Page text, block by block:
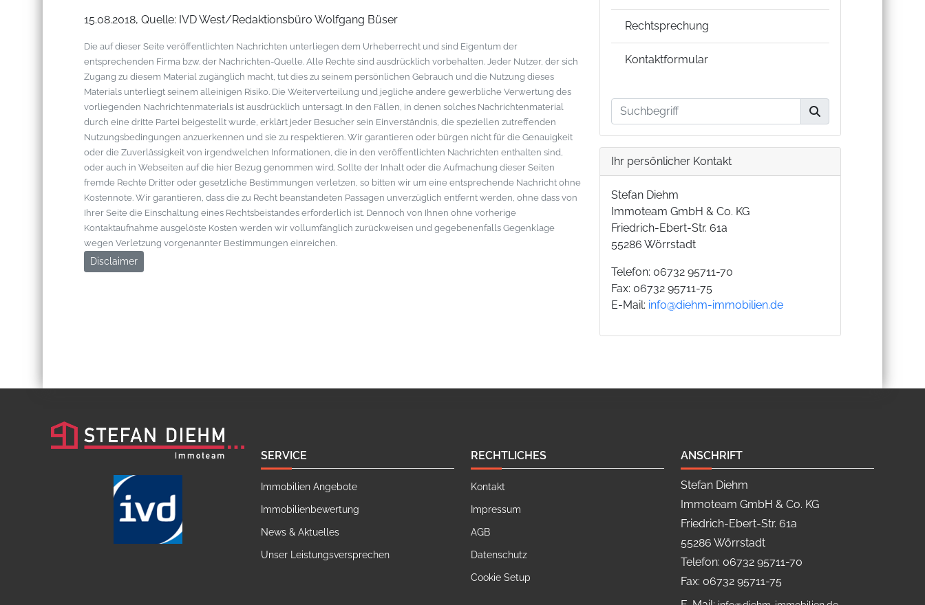
15.08.2018, Quelle: IVD West/Redaktionsbüro Wolfgang Büser
Die auf dieser Seite veröffentlichten Nachrichten unterliegen dem Urheberrecht und sind Eigentum der
entsprechenden Firma bzw. der Nachrichten-Quelle. Alle Rechte sind ausdrücklich vorbehalten. Jeder Nutzer, der sich
Zugang zu diesem Material zugänglich macht, tut dies zu seinem persönlichen Gebrauch und die Nutzung dieses
Materials unterliegt seinem alleinigen Risiko. Die Weiterverteilung und jegliche andere gewerbliche Verwertung des
vorliegenden Nachrichtenmaterials ist ausdrücklich untersagt. In den Fällen, in denen solches Nachrichtenmaterial
durch eine dritte Partei beigestellt wurde, erklärt jeder Besucher sein Einverständnis, die speziellen zutreffenden
Nutzungsbedingungen anzuerkennen und sie zu respektieren. Wir garantieren oder bürgen nicht für die Genauigkeit
oder die Zuverlässigkeit von irgendwelchen Informationen, die in den veröffentlichten Nachrichten enthalten sind,
oder auch in Webseiten auf die hier Bezug genommen wird. Sollte der Inhalt oder die Aufmachung dieser Seiten
fremde Rechte Dritter oder gesetzliche Bestimmungen verletzen, so bitten wir um eine entsprechende Nachricht ohne
Kostennote. Wir garantieren, dass die zu Recht beanstandeten Passagen unverzüglich entfernt werden, ohne dass von
Ihrer Seite die Einschaltung eines Rechtsbeistandes erforderlich ist. Dennoch von Ihnen ohne vorherige
Kontaktaufnahme ausgelöste Kosten werden wir vollumfänglich zurückweisen und gegebenenfalls Gegenklage
wegen Verletzung vorgenannter Bestimmungen einreichen.
Disclaimer
Rechtsprechung
Kontaktformular
Ihr persönlicher Kontakt
Stefan Diehm
Immoteam GmbH & Co. KG
Friedrich-Ebert-Str. 61a
55286 Wörrstadt
Telefon: 06732 95711-70
Fax: 06732 95711-75
E-Mail: info@diehm-immobilien.de
SERVICE
Immobilien Angebote
Immobilienbewertung
News & Aktuelles
Unser Leistungsversprechen
RECHTLICHES
Kontakt
Impressum
AGB
Datenschutz
Cookie Setup
ANSCHRIFT
Stefan Diehm
Immoteam GmbH & Co. KG
Friedrich-Ebert-Str. 61a
55286 Wörrstadt
Telefon: 06732 95711-70
Fax: 06732 95711-75